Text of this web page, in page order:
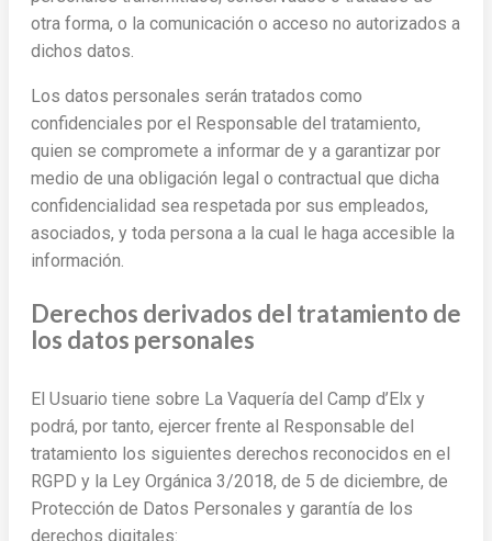
otra forma, o la comunicación o acceso no autorizados a
dichos datos.
Los datos personales serán tratados como
confidenciales por el Responsable del tratamiento,
quien se compromete a informar de y a garantizar por
medio de una obligación legal o contractual que dicha
confidencialidad sea respetada por sus empleados,
asociados, y toda persona a la cual le haga accesible la
información.
Derechos derivados del tratamiento de
los datos personales
El Usuario tiene sobre La Vaquería del Camp d’Elx y
podrá, por tanto, ejercer frente al Responsable del
tratamiento los siguientes derechos reconocidos en el
RGPD y la Ley Orgánica 3/2018, de 5 de diciembre, de
Protección de Datos Personales y garantía de los
derechos digitales: